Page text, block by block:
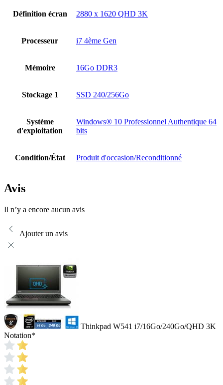
Définition écran 2880 x 1620 QHD 3K
Processeur i7 4ème Gen
Mémoire 16Go DDR3
Stockage 1 SSD 240/256Go
Système
d'exploitation
Windows® 10 Professionnel Authentique 64
bits
Condition/État Produit d'occasion/Reconditionné
Avis
Il n’y a encore aucun avis
Ajouter un avis
Thinkpad W541 i7/16Go/240Go/QHD 3K
Notation*